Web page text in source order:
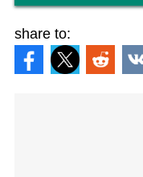
share to: